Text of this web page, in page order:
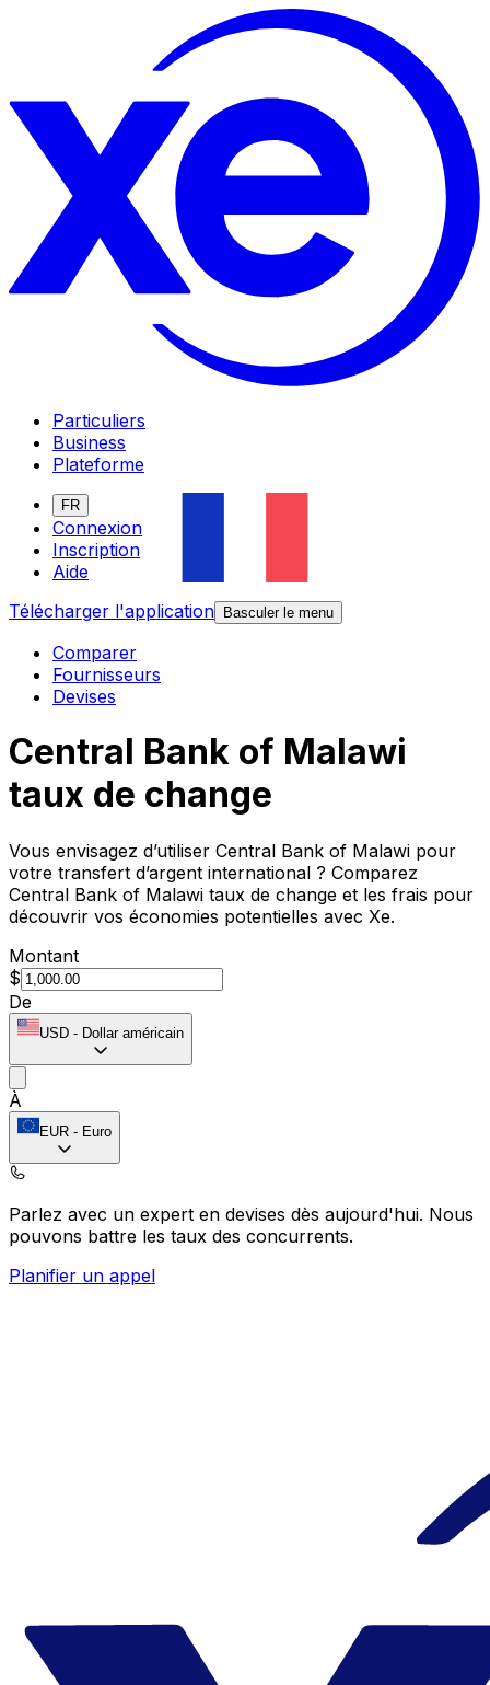
Particuliers
Business
Plateforme
FR
Connexion
Inscription
Aide
Télécharger l'application
Basculer le menu
Comparer
Fournisseurs
Devises
Central Bank of Malawi
taux de change
Vous envisagez d’utiliser Central Bank of Malawi pour
votre transfert d’argent international ? Comparez
Central Bank of Malawi taux de change et les frais pour
découvrir vos économies potentielles avec Xe.
Montant
$
De
USD - Dollar américain
À
EUR - Euro
Parlez avec un expert en devises dès aujourd'hui. Nous
pouvons battre les taux des concurrents.
Planifier un appel